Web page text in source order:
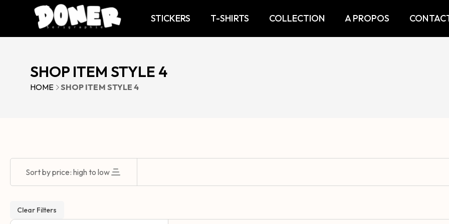
STICKERS T-SHIRTS COLLECTION A PROPOS
SHOP ITEM STYLE 4
HOME SHOP ITEM STYLE 4
Sort by price: high to low
Clear Filters